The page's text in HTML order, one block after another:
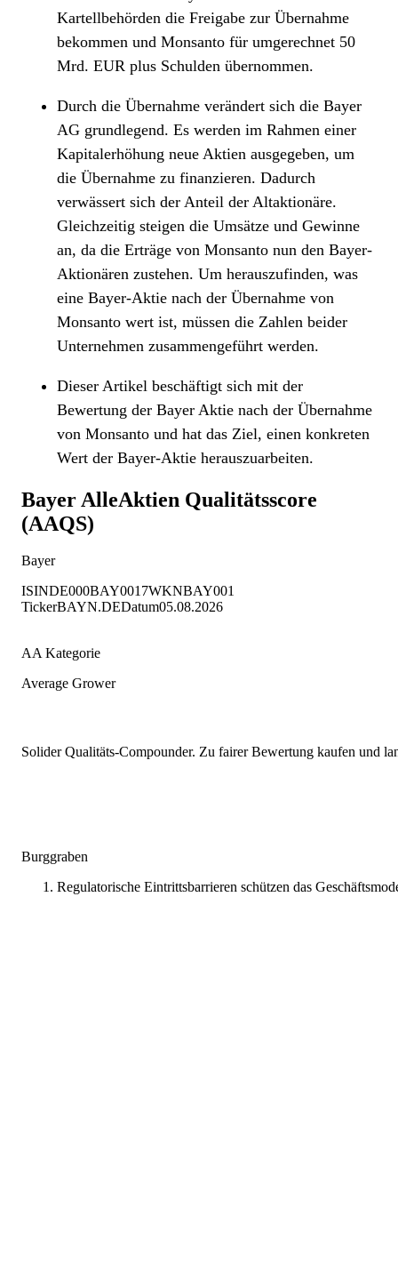
Kartellbehörden die Freigabe zur Übernahme
bekommen und Monsanto für umgerechnet 50
Mrd. EUR plus Schulden übernommen.
Durch die Übernahme verändert sich die Bayer
AG grundlegend. Es werden im Rahmen einer
Kapitalerhöhung neue Aktien ausgegeben, um
die Übernahme zu finanzieren. Dadurch
verwässert sich der Anteil der Altaktionäre.
Gleichzeitig steigen die Umsätze und Gewinne
an, da die Erträge von Monsanto nun den Bayer-
Aktionären zustehen. Um herauszufinden, was
eine Bayer-Aktie nach der Übernahme von
Monsanto wert ist, müssen die Zahlen beider
Unternehmen zusammengeführt werden.
Dieser Artikel beschäftigt sich mit der
Bewertung der Bayer Aktie nach der Übernahme
von Monsanto und hat das Ziel, einen konkreten
Wert der Bayer-Aktie herauszuarbeiten.
Bayer AlleAktien Qualitätsscore
(AAQS)
Bayer
ISINDE000BAY0017WKNBAY001
TickerBAYN.DEDatum05.08.2026
AA Kategorie
Average Grower
Solider Qualitäts-Compounder. Zu fairer Bewertung kaufen und
Burggraben
Regulatorische Eintrittsbarrieren schützen das